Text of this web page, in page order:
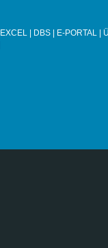
EXCEL | DBS | E-PORTAL |